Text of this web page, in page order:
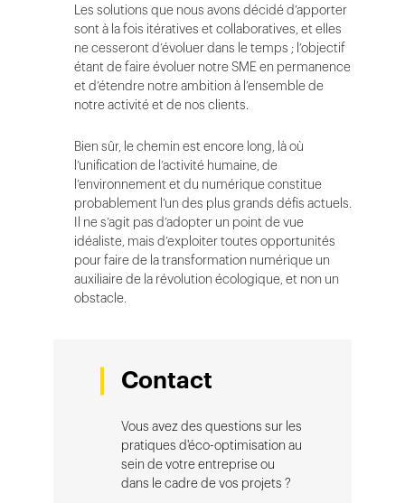
Les solutions que nous avons décidé d’apporter
sont à la fois itératives et collaboratives, et elles
ne cesseront d’évoluer dans le temps ; l’objectif
étant de faire évoluer notre SME en permanence
et d’étendre notre ambition à l’ensemble de
notre activité et de nos clients.
Bien sûr, le chemin est encore long, là où
l’unification de l’activité humaine, de
l’environnement et du numérique constitue
probablement l’un des plus grands défis actuels.
Il ne s’agit pas d’adopter un point de vue
idéaliste, mais d’exploiter toutes opportunités
pour faire de la transformation numérique un
auxiliaire de la révolution écologique, et non un
obstacle.
Contact
Vous avez des questions sur les
pratiques d'éco-optimisation au
sein de votre entreprise ou
dans le cadre de vos projets ?